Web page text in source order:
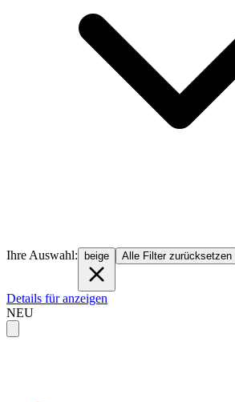
Ihre Auswahl: beige Alle Filter zurücksetzen
Details für anzeigen
NEU